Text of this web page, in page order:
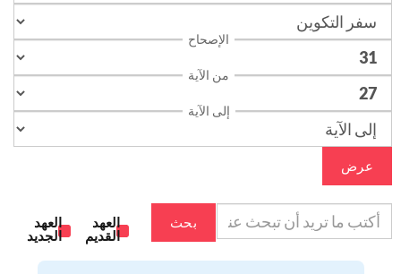
الإصحاح
من الآية
إلى الآية
عرض
بحث
العهد
القديم
العهد
الجديد